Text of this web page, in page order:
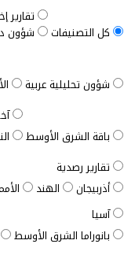
كل التصنيفات
تقارير
شؤون
شؤون تحليلية عربية
باقة الشرق الأوسط
تقارير رصدية
أذربيجان
الهند
آسيا
بانوراما الشرق الأوسط